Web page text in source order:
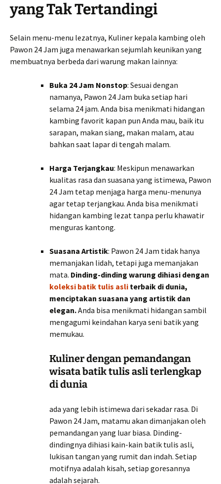
yang Tak Tertandingi
Selain menu-menu lezatnya, Kuliner kepala kambing oleh
Pawon 24 Jam juga menawarkan sejumlah keunikan yang
membuatnya berbeda dari warung makan lainnya:
Buka 24 Jam Nonstop: Sesuai dengan
namanya, Pawon 24 Jam buka setiap hari
selama 24 jam. Anda bisa menikmati hidangan
kambing favorit kapan pun Anda mau, baik itu
sarapan, makan siang, makan malam, atau
bahkan saat lapar di tengah malam.
Harga Terjangkau: Meskipun menawarkan
kualitas rasa dan suasana yang istimewa, Pawon
24 Jam tetap menjaga harga menu-menunya
agar tetap terjangkau. Anda bisa menikmati
hidangan kambing lezat tanpa perlu khawatir
menguras kantong.
Suasana Artistik: Pawon 24 Jam tidak hanya
memanjakan lidah, tetapi juga memanjakan
mata. Dinding-dinding warung dihiasi dengan
koleksi batik tulis asli terbaik di dunia,
menciptakan suasana yang artistik dan
elegan.Anda bisa menikmati hidangan sambil
mengagumi keindahan karya seni batik yang
memukau.
Kuliner dengan pemandangan
wisata batik tulis asli terlengkap
di dunia
ada yang lebih istimewa dari sekadar rasa. Di
Pawon 24 Jam, matamu akan dimanjakan oleh
pemandangan yang luar biasa. Dinding-
dindingnya dihiasi kain-kain batik tulis asli,
lukisan tangan yang rumit dan indah. Setiap
motifnya adalah kisah, setiap goresannya
adalah sejarah.